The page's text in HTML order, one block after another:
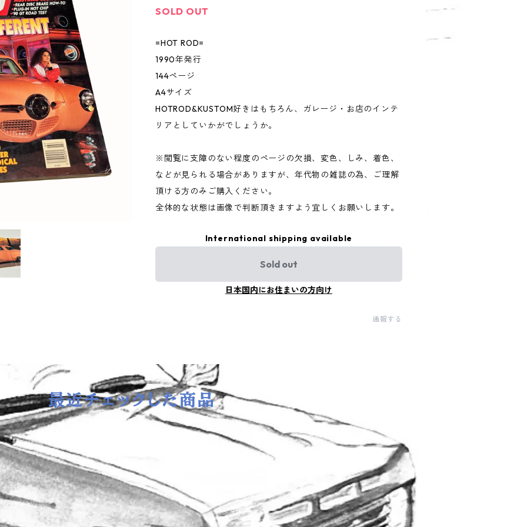
SOLD OUT
=HOT ROD=
1990年発行
144ページ
A4サイズ
HOTROD&KUSTOM好きはもちろん、ガレージ・お店のインテ
リアとしていかがでしょうか。
※閲覧に支障のない程度のページの欠損、変色、しみ、着色、
などが見られる場合がありますが、年代物の雑誌の為、ご理解
頂ける方のみご購入ください。
全体的な状態は画像で判断頂きますよう宜しくお願いします。
International shipping available
Sold out
日本国内にお住まいの方向け
通報する
最近チェックした商品